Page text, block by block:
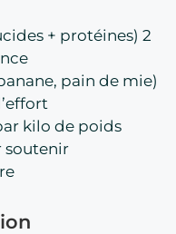
+ protéines) 2
pain de mie)
kilo de poids
soutenir